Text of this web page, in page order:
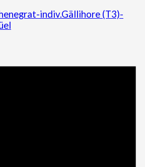
indiv.Gällihore (T3)-